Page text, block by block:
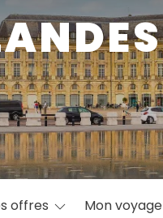
offres Mon voyage
Août
Septembre